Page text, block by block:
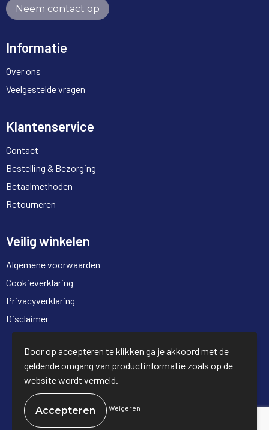
Neem contact op
Informatie
Over ons
Veelgestelde vragen
Klantenservice
Contact
Bestelling & Bezorging
Betaalmethoden
Retourneren
Veilig winkelen
Algemene voorwaarden
Cookieverklaring
Privacyverklaring
Disclaimer
© Copyright Full Trading 2026
Door op accepteren te klikken ga je akkoord met de
geldende omgang van productinformatie zoals op de
website wordt vermeld.
Weigeren